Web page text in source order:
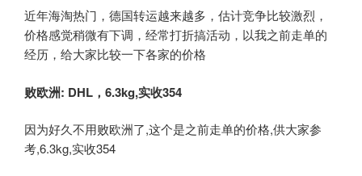
近年海淘热门，德国转运越来越多，估计竞争比较激烈，
价格感觉稍微有下调，经常打折搞活动，以我之前走单的
经历，给大家比较一下各家的价格
败欧洲: DHL ，6.3kg,实收354
因为好久不用败欧洲了,这个是之前走单的价格,供大家参
考,6.3kg,实收354